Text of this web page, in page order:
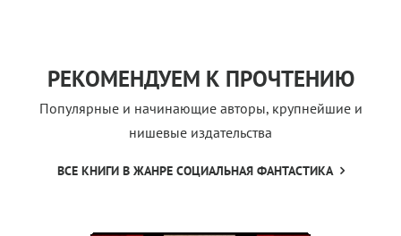
РЕКОМЕНДУЕМ К ПРОЧТЕНИЮ
Популярные и начинающие авторы, крупнейшие и
нишевые издательства
ВСЕ КНИГИ В ЖАНРЕ СОЦИАЛЬНАЯ ФАНТАСТИКА